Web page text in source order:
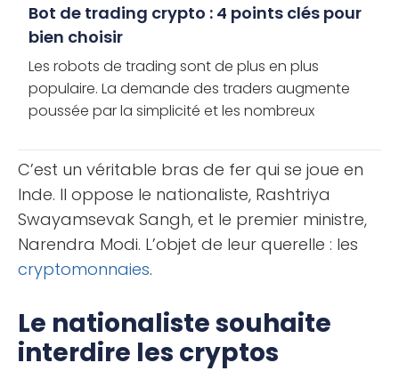
Bot de trading crypto : 4 points clés pour
bien choisir
Les robots de trading sont de plus en plus
populaire. La demande des traders augmente
poussée par la simplicité et les nombreux
C’est un véritable bras de fer qui se joue en
Inde. Il oppose le nationaliste, Rashtriya
Swayamsevak Sangh, et le premier ministre,
Narendra Modi. L’objet de leur querelle : les
cryptomonnaies.
Le nationaliste souhaite
interdire les cryptos